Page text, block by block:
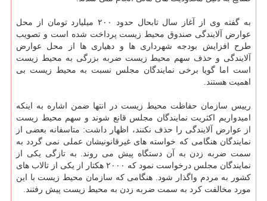
به گفته وی از آغاز سال تابحال حدود ۲۰۰ میلیارد تومان از محل
عوارض آلایندگی صندوق محیط زیست پرداخت شده است و تصویب
طرح افزایش بودجه شهرداری ها و دهیاری ها از محل عوارض
آلایندگی و حذف سهم محیط زیست ضربه بزرگی به محیط زیست
است اما گویا برخی نمایندگان مجلس نسبت به محیط زیست بی
اهمیت هستند.
رییس سازمان حفاظت محیط زیست در انتها ضمن اشاره به اینکه
امیدواریم اکثریت نمایندگان مجلس قانع شوند و سهم محیط زیست
از عوارض آلایندگی را حذف نکنند، اظهار داشت: متاسفانه بعضی از
نمایندگان هنگامی که خواسته های غیرقانونیشان عملی نمی گردد به
سمت ضربه زدن به آن دستگاه پیش می روند. به تازگی یکی از
نمایندگان مجلس درخواست نمود که ۲۰۰۰ هکتار از یکی از تالاب های
کشور به مردم واگذار شود. هنگامی که سازمان محیط زیست با این
مورد مخالفت کرد به سمت ضربه زدن به محیط زیست پیش رفتند.